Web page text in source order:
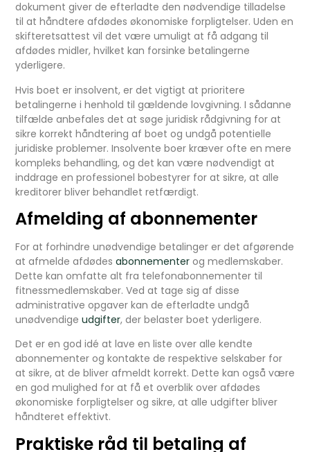
dokument giver de efterladte den nødvendige tilladelse
til at håndtere afdødes økonomiske forpligtelser. Uden en
skifteretsattest vil det være umuligt at få adgang til
afdødes midler, hvilket kan forsinke betalingerne
yderligere.
Hvis boet er insolvent, er det vigtigt at prioritere
betalingerne i henhold til gældende lovgivning. I sådanne
tilfælde anbefales det at søge juridisk rådgivning for at
sikre korrekt håndtering af boet og undgå potentielle
juridiske problemer. Insolvente boer kræver ofte en mere
kompleks behandling, og det kan være nødvendigt at
inddrage en professionel bobestyrer for at sikre, at alle
kreditorer bliver behandlet retfærdigt.
Afmelding af abonnementer
For at forhindre unødvendige betalinger er det afgørende
at afmelde afdødes abonnementer og medlemskaber.
Dette kan omfatte alt fra telefonabonnementer til
fitnessmedlemskaber. Ved at tage sig af disse
administrative opgaver kan de efterladte undgå
unødvendige udgifter, der belaster boet yderligere.
Det er en god idé at lave en liste over alle kendte
abonnementer og kontakte de respektive selskaber for
at sikre, at de bliver afmeldt korrekt. Dette kan også være
en god mulighed for at få et overblik over afdødes
økonomiske forpligtelser og sikre, at alle udgifter bliver
håndteret effektivt.
Praktiske råd til betaling af